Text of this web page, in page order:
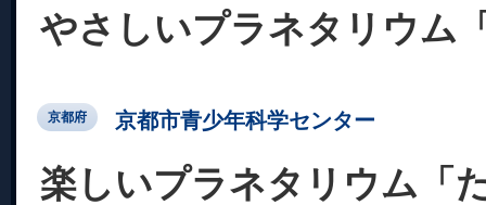
やさしいプラネタリウム
京都府 京都市青少年科学センター
楽しいプラネタリウム「